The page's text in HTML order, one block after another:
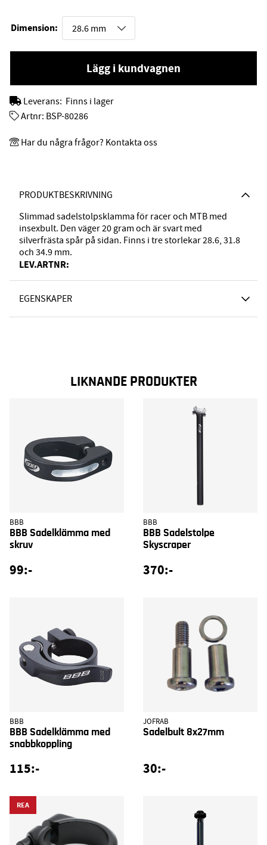
PRODUKTBESKRIVNING
Slimmad sadelstolpsklamma för racer och MTB med
insexbult. Den väger 20 gram och är svart med
silverfrästa spår på sidan. Finns i tre storlekar 28.6, 31.8
och 34.9 mm.
LEV.ARTNR:
EGENSKAPER
Dimension:
Lägg i kundvagnen
Leverans: Finns i lager
Artnr: BSP-80286
Har du några frågor? Kontakta oss
LIKNANDE PRODUKTER
BBB
BBB Sadelklämma med
skruv
99:-
BBB
BBB Sadelstolpe
Skyscraper
370:-
BBB
BBB Sadelklämma med
snabbkoppling
115:-
JOFRAB
Sadelbult 8x27mm
30:-
REA